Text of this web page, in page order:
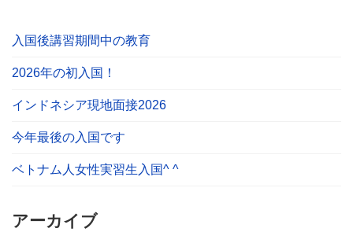
入国後講習期間中の教育
2026年の初入国！
インドネシア現地面接2026
今年最後の入国です
ベトナム人女性実習生入国^ ^
アーカイブ